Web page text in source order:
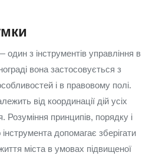
з інструментів управління в
вона застосовується з
і в правовому полі.
від координації дій усіх
Розуміння принципів, порядку і
допомагає зберігати
міста в умовах підвищеної